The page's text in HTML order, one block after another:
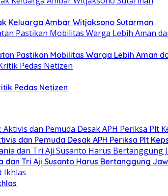
Keluarga Ambar Witjaksono Sutarman
Pastikan Mobilitas Warga Lebih Aman
Pedas Netizen
dan Pemuda Desak APH Periksa Plt
dan Tri Aji Susanto Harus Bertanggung